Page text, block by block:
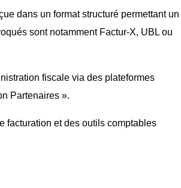
dans un format structuré permettant un
sont notamment Factur-X, UBL ou
fiscale via des plateformes
Partenaires ».
facturation et des outils comptables